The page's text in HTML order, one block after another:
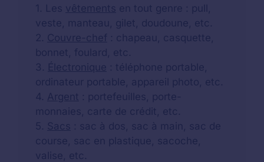
1. Les vêtements en tout genre : pull,
veste, manteau, gilet, doudoune, etc.
2. Couvre-chef : chapeau, casquette,
bonnet, foulard, etc.
3. Électronique : téléphone portable,
ordinateur portable, appareil photo, etc.
4. Argent : portefeuilles, porte-
monnaies, carte de crédit, etc.
5. Sacs : sac à dos, sac à main, sac de
course, sac en plastique, sacoche,
valise, etc.